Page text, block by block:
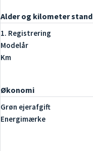
Alder og kilometer stand
1. Registrering
Modelår
Km
Økonomi
Grøn ejerafgift
Energimærke